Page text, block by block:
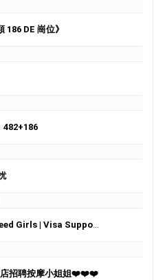
DE 崗位》
| Visa Support Available❤️❤️
招聘按摩小姐姐❤️❤️❤️